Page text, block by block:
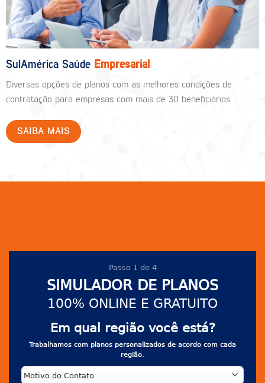
SulAmérica Saúde Empresarial
Diversas opções de planos com as melhores condições de
contratação para empresas com mais de 30 beneficiários.
SAIBA MAIS